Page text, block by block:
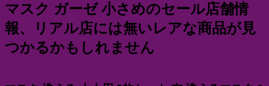
マスク ガーゼ 小さめのセール店舗情
報、リアル店には無いレアな商品が見
つかるかもしれません